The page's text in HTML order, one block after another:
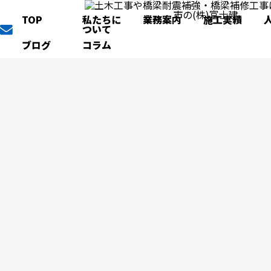
TOP 私たちに
ついて
業務案内 施工実績
ブログ
コラム